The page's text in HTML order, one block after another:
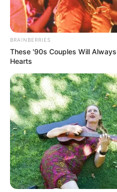
BRAINBERRIES
These '90s Couples Will
Hearts